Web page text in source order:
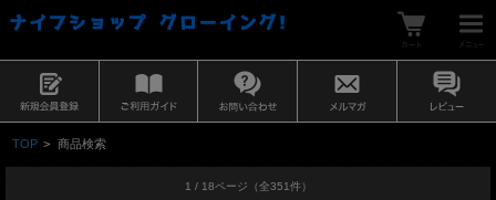
TOP > 商品検索
1 / 18ページ （全351件）